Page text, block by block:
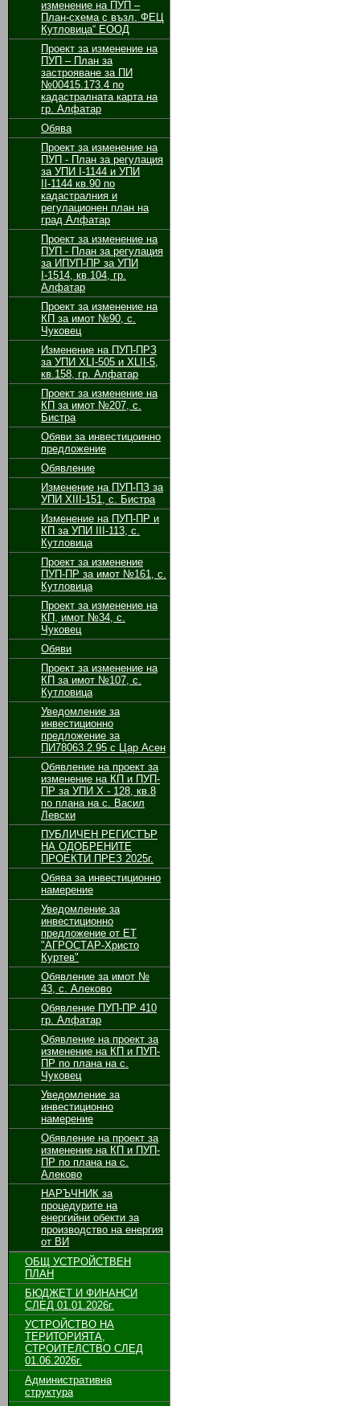
изменение на ПУП –
План-схема с възл. ФЕЦ
Кутловица“ ЕООД
Проект за изменение на
ПУП – План за
застрояване за ПИ
№00415.173.4 по
кадастралната карта на
гр. Алфатар
Обява
Проект за изменение на
ПУП - План за регулация
за УПИ І-1144 и УПИ
ІІ-1144 кв.90 по
кадастралния и
регулационен план на
град Алфатар
Проект за изменение на
ПУП - План за регулация
за ИПУП-ПР за УПИ
І-1514, кв.104, гр.
Алфатар
Проект за изменение на
КП за имот №90, с.
Чуковец
Изменение на ПУП-ПРЗ
за УПИ XLI-505 и XLII-5,
кв.158, гр. Алфатар
Проект за изменение на
КП за имот №207, с.
Бистра
Обяви за инвестицоинно
предложение
Обявление
Изменение на ПУП-ПЗ за
УПИ ХІІІ-151, с. Бистра
Изменение на ПУП-ПР и
КП за УПИ ІІІ-113, с.
Кутловица
Проект за изменение
ПУП-ПР за имот №161, с.
Кутловица
Проект за изменение на
КП, имот №34, с.
Чуковец
Обяви
Проект за изменение на
КП за имот №107, с.
Кутловица
Уведомление за
инвестиционно
предложение за
ПИ78063.2.95 с Цар Асен
Обявление на проект за
изменение на КП и ПУП-
ПР за УПИ Х - 128, кв.8
по плана на с. Васил
Левски
ПУБЛИЧЕН РЕГИСТЪР
НА ОДОБРЕНИТЕ
ПРОЕКТИ ПРЕЗ 2025г.
Обява за инвестиционно
намерение
Уведомление за
инвестиционно
предложение от ЕТ
"АГРОСТАР-Христо
Куртев"
Обявление за имот №
43, с. Алеково
Обявление ПУП-ПР 410
гр. Алфатар
Обявление на проект за
изменение на КП и ПУП-
ПР по плана на с.
Чуковец
Уведомление за
инвестиционно
намерение
Обявление на проект за
изменение на КП и ПУП-
ПР по плана на с.
Алеково
НАРЪЧНИК за
процедурите на
енергийни обекти за
производство на енергия
от ВИ
ОБЩ УСТРОЙСТВЕН
ПЛАН
БЮДЖЕТ И ФИНАНСИ
СЛЕД 01.01.2026г.
УСТРОЙСТВО НА
ТЕРИТОРИЯТА,
СТРОИТЕЛСТВО СЛЕД
01.06.2026г.
Административна
структура